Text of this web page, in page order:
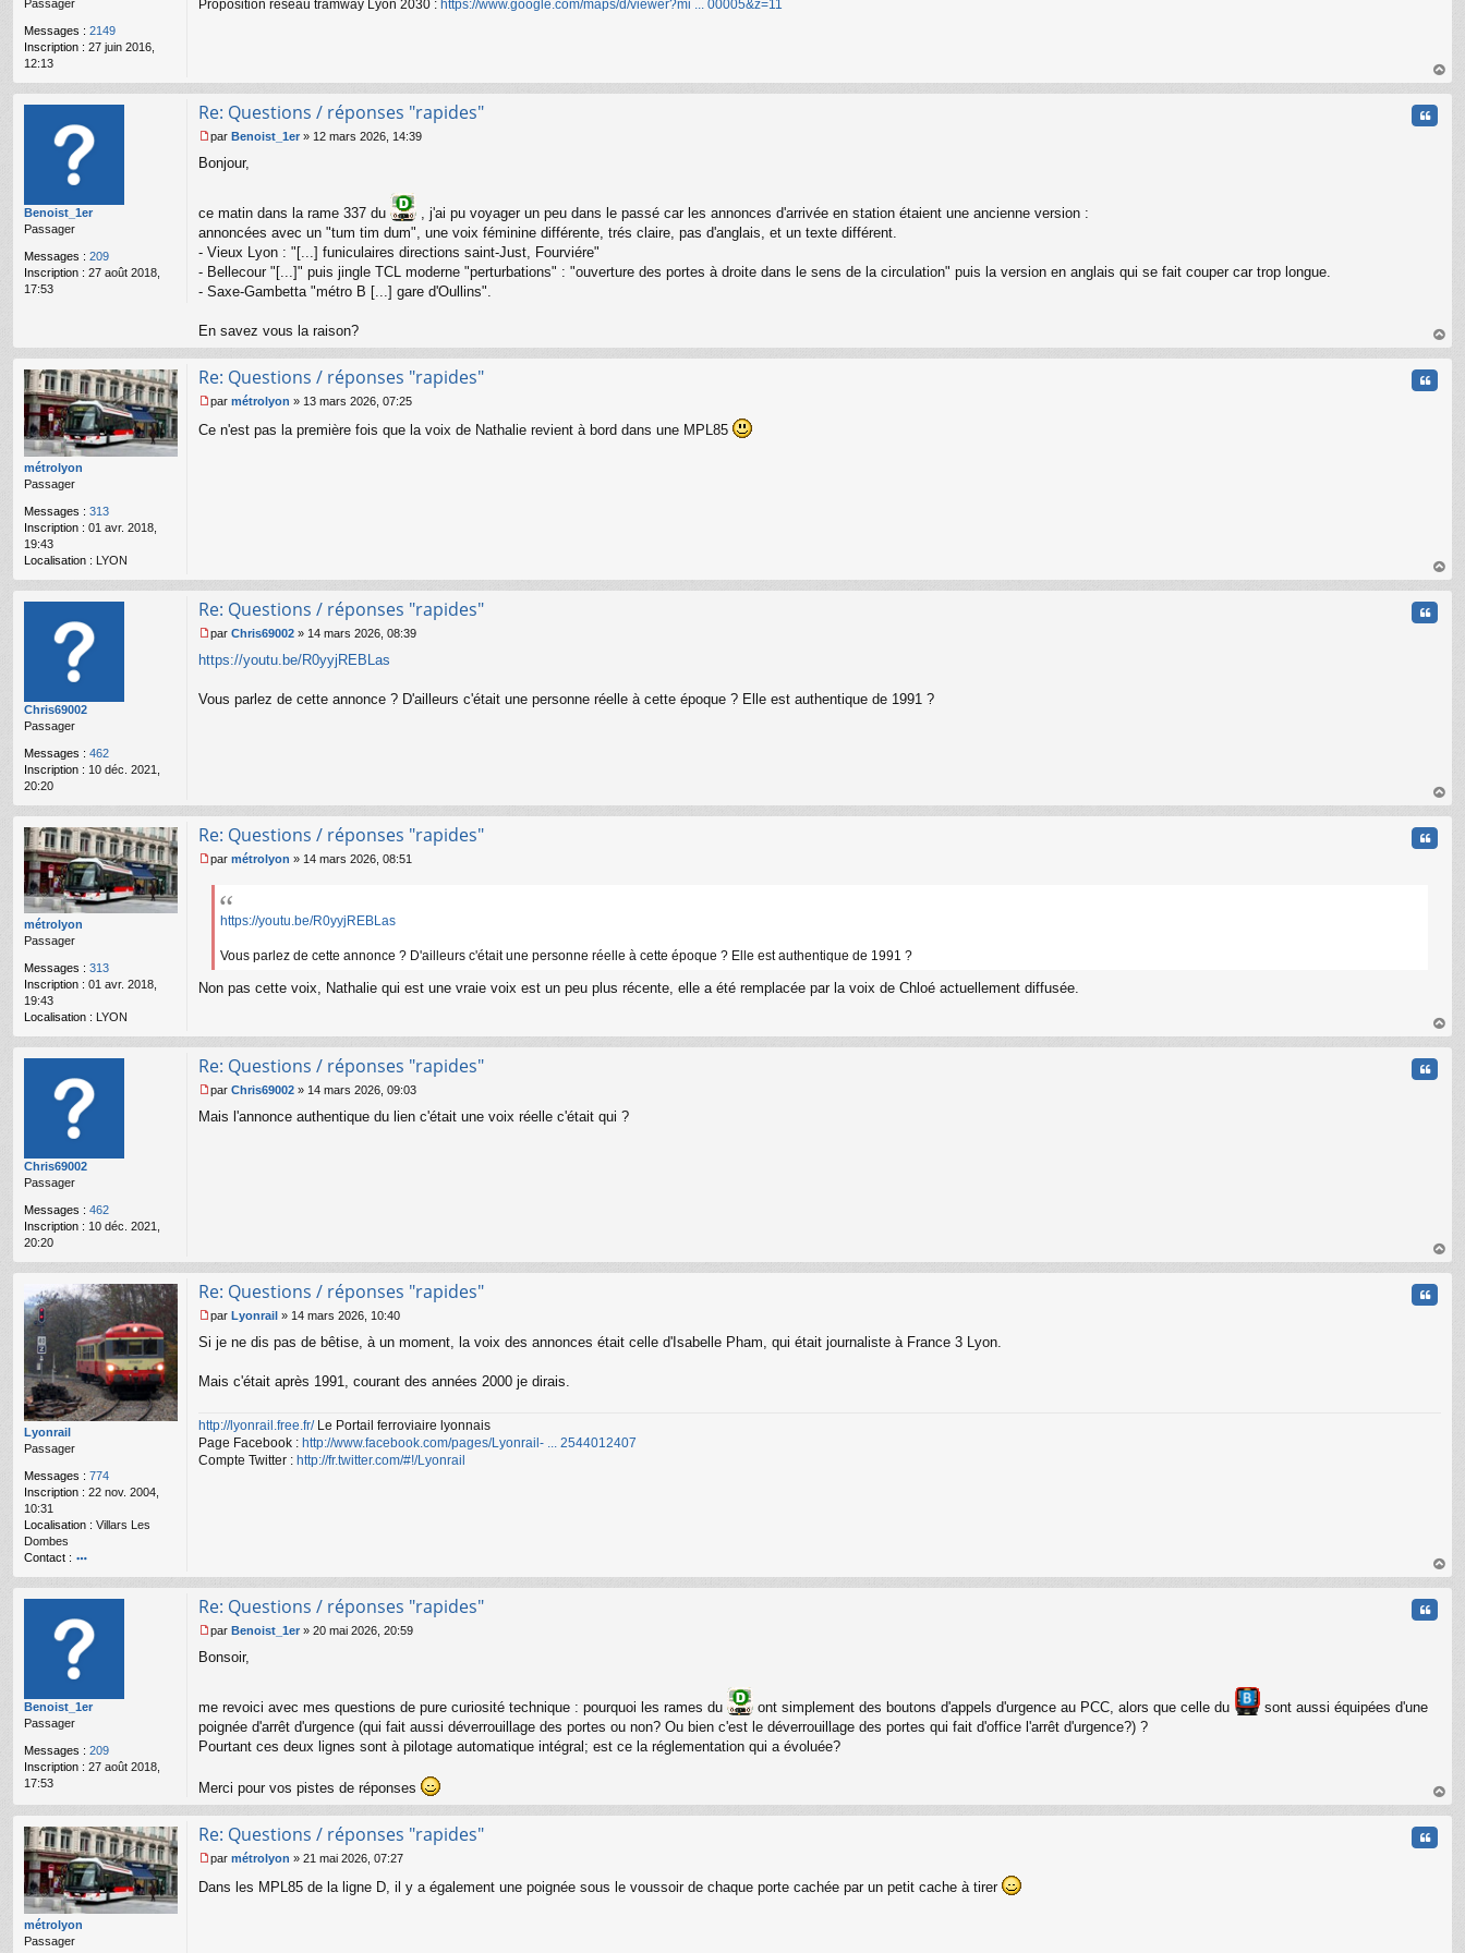
Passager
Messages : 2149
Inscription : 27 juin 2016,
12:13
g
l
Proposition réseau tramway Lyon 2030 : https://www.google.com/maps/d/viewer?mi ... 00005&z=11
au
Benoist_1er
Passager
Messages : 209
Inscription : 27 août 2018,
17:53
Re: Questions / réponses "rapides"
e
a
g
e
o
n
u
par Benoist_1er » 12 mars 2026, 14:39
Bonjour,
ce matin dans la rame 337 du
, j'ai pu voyager un peu dans le passé car les annonces d'arrivée en station étaient une ancienne version :
annoncées avec un "tum tim dum", une voix féminine différente, trés claire, pas d'anglais, et un texte différent.
- Vieux Lyon : "[...] funiculaires directions saint-Just, Fourviére"
- Bellecour "[...]" puis jingle TCL moderne "perturbations" : "ouverture des portes à droite dans le sens de la circulation" puis la version en anglais qui se fait couper car trop longue.
- Saxe-Gambetta "métro B [...] gare d'Oullins".
En savez vous la raison?
au
métrolyon
Passager
Messages : 313
Inscription : 01 avr. 2018,
19:43
Localisation : LYON
Re: Questions / réponses "rapides"
e
u
par métrolyon » 13 mars 2026, 07:25
Ce n'est pas la première fois que la voix de Nathalie revient à bord dans une MPL85
au
Chris69002
Passager
Messages : 462
Inscription : 10 déc. 2021,
20:20
Re: Questions / réponses "rapides"
e
s
l
par Chris69002 » 14 mars 2026, 08:39
https://youtu.be/R0yyjREBLas
Vous parlez de cette annonce ? D'ailleurs c'était une personne réelle à cette époque ? Elle est authentique de 1991 ?
au
métrolyon
Passager
Messages : 313
Inscription : 01 avr. 2018,
19:43
Localisation : LYON
Re: Questions / réponses "rapides"
e
e
n
l
u
par métrolyon » 14 mars 2026, 08:51
https://youtu.be/R0yyjREBLas
Vous parlez de cette annonce ? D'ailleurs c'était une personne réelle à cette époque ? Elle est authentique de 1991 ?
Non pas cette voix, Nathalie qui est une vraie voix est un peu plus récente, elle a été remplacée par la voix de Chloé actuellement diffusée.
au
Chris69002
Passager
Messages : 462
Inscription : 10 déc. 2021,
20:20
Re: Questions / réponses "rapides"
e
l
par Chris69002 » 14 mars 2026, 09:03
Mais l'annonce authentique du lien c'était une voix réelle c'était qui ?
au
Lyonrail
Passager
Messages : 774
Inscription : 22 nov. 2004,
10:31
Localisation : Villars Les
Dombes
Contact :
o
te
r
L
y
nr
Re: Questions / réponses "rapides"
e
s
e
n
o
par Lyonrail » 14 mars 2026, 10:40
Si je ne dis pas de bêtise, à un moment, la voix des annonces était celle d'Isabelle Pham, qui était journaliste à France 3 Lyon.
Mais c'était après 1991, courant des années 2000 je dirais.
http://lyonrail.free.fr/Le Portail ferroviaire lyonnais
Page Facebook : http://www.facebook.com/pages/Lyonrail- ... 2544012407
Compte Twitter : http://fr.twitter.com/#!/Lyonrail
au
Benoist_1er
Passager
Messages : 209
Inscription : 27 août 2018,
17:53
Re: Questions / réponses "rapides"
e
a
g
n
l
par Benoist_1er » 20 mai 2026, 20:59
Bonsoir,
me revoici avec mes questions de pure curiosité technique : pourquoi les rames du ont simplement des boutons d'appels d'urgence au PCC, alors que celle du
sont aussi équipées d'une
poignée d'arrêt d'urgence (qui fait aussi déverrouillage des portes ou non? Ou bien c'est le déverrouillage des portes qui fait d'office l'arrêt d'urgence?) ?
Pourtant ces deux lignes sont à pilotage automatique intégral; est ce la réglementation qui a évoluée?
Merci pour vos pistes de réponses
au
métrolyon
Passager
Re: Questions / réponses "rapides"
e
par métrolyon » 21 mai 2026, 07:27
Dans les MPL85 de la ligne D, il y a également une poignée sous le voussoir de chaque porte cachée par un petit cache à tirer